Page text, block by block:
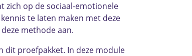
zich op de sociaal-emotionele
te laten maken met deze
methode aan.
dit proefpakket. In deze module